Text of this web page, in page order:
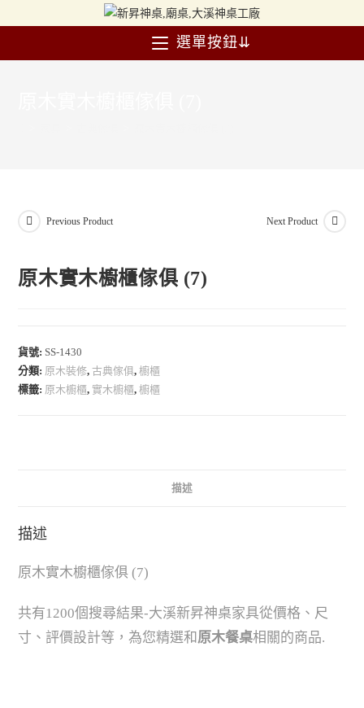
選單按鈕⇊
Previous Product Next Product
原木實木櫥櫃傢俱 (7)
貨號: SS-1430
分類: 原木裝修,古典傢俱,櫥櫃
標籤: 原木櫥櫃,實木櫥櫃,櫥櫃
描述
描述
原木實木櫥櫃傢俱 (7)
共有1200個搜尋結果-大溪新昇神桌家具從價格、尺
寸、評價設計等，為您精選和 原木餐桌相關的商品.